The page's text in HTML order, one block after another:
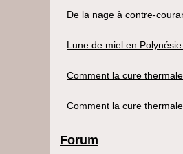
De la nage à contre-
Lune de miel en
Comment la cure
Comment la cure
Forum